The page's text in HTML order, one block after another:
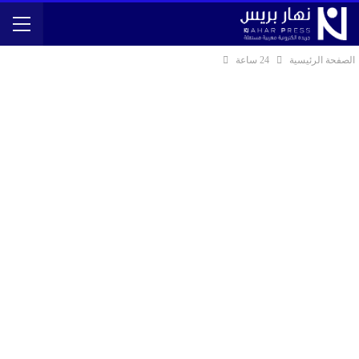
الصفحة الرئيسية 24 ساعة